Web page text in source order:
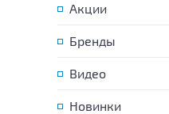
Акции
Бренды
Видео
Новинки